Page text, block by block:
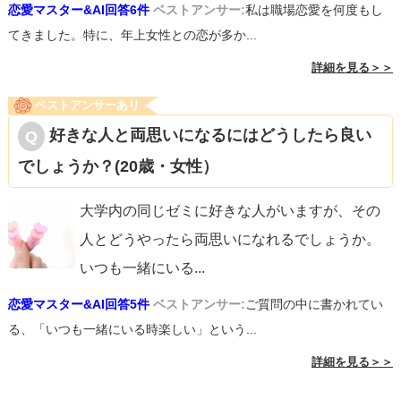
恋愛マスター&AI回答6件 ベストアンサー:私は職場恋愛を何度もし
てきました。特に、年上女性との恋が多か...
詳細を見る＞＞
ベストアンサーあり
好きな人と両思いになるにはどうしたら良い
でしょうか？(20歳・女性）
大学内の同じゼミに好きな人がいますが、その
人とどうやったら両思いになれるでしょうか。
いつも一緒にいる...
恋愛マスター&AI回答5件 ベストアンサー:ご質問の中に書かれてい
る、「いつも一緒にいる時楽しい」という...
詳細を見る＞＞